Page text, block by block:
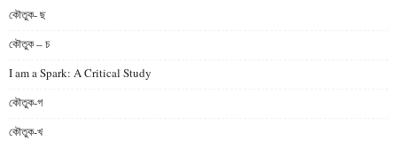
কৌতুক- ছ
কৌতুক – চ
I am a Spark: A Critical Study
কৌতুক-গ
কৌতুক-খ